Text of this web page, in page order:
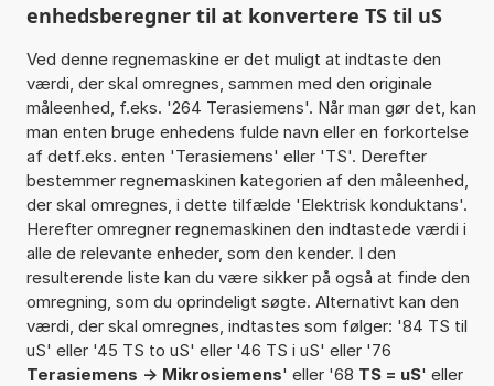
enhedsberegner til at konvertere TS til uS
Ved denne regnemaskine er det muligt at indtaste den
værdi, der skal omregnes, sammen med den originale
måleenhed, f.eks. '264 Terasiemens'. Når man gør det, kan
man enten bruge enhedens fulde navn eller en forkortelse
af detf.eks. enten 'Terasiemens' eller 'TS'. Derefter
bestemmer regnemaskinen kategorien af den måleenhed,
der skal omregnes, i dette tilfælde 'Elektrisk konduktans'.
Herefter omregner regnemaskinen den indtastede værdi i
alle de relevante enheder, som den kender. I den
resulterende liste kan du være sikker på også at finde den
omregning, som du oprindeligt søgte. Alternativt kan den
værdi, der skal omregnes, indtastes som følger: '84 TS til
uS' eller '45 TS to uS' eller '46 TS i uS' eller '76
Terasiemens -> Mikrosiemens' eller '68 TS = uS' eller